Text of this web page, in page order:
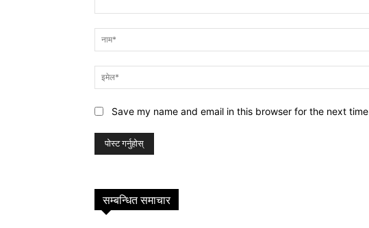
Save my name and email in this browser for the next
सम्बन्धित समाचार